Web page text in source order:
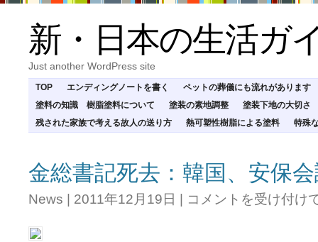
新・日本の生活ガ
Just another WordPress site
TOP エンディングノートを書く
ペットの葬儀にも流れがあります
塗料の知識 樹脂塗料について
塗装の素地調整
塗装下地の大切さ
残された家族で考える故人の送り方
熱可塑性樹脂による塗料 特殊
金総書記死去：韓国、安保
News | 2011年12月19日 | 金
コメントを受け付け